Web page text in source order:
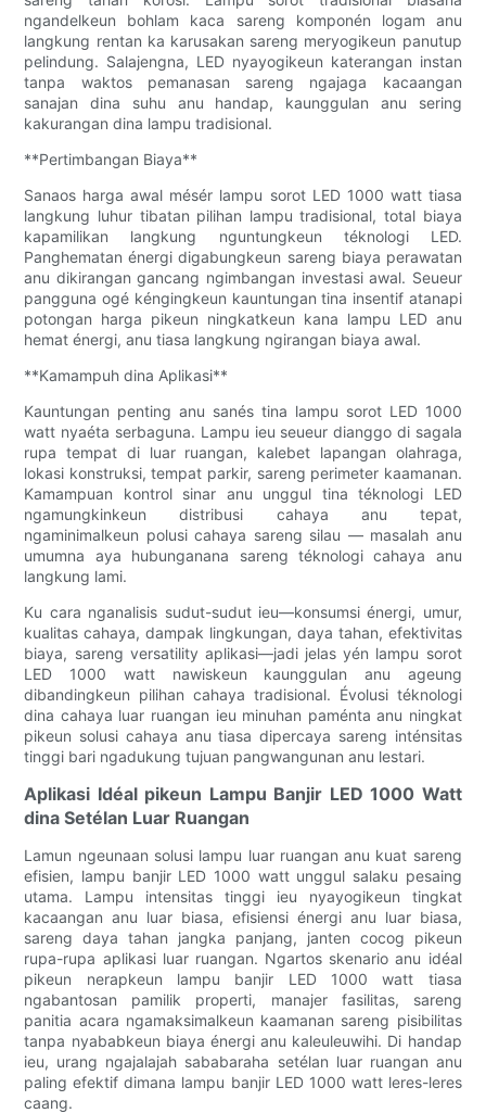
ngandelkeun bohlam kaca sareng komponén logam anu
langkung rentan ka karusakan sareng meryogikeun panutup
pelindung. Salajengna, LED nyayogikeun katerangan instan
tanpa waktos pemanasan sareng ngajaga kacaangan
sanajan dina suhu anu handap, kaunggulan anu sering
kakurangan dina lampu tradisional.
**Pertimbangan Biaya**
Sanaos harga awal mésér lampu sorot LED 1000 watt tiasa
langkung luhur tibatan pilihan lampu tradisional, total biaya
kapamilikan langkung nguntungkeun téknologi LED.
Panghematan énergi digabungkeun sareng biaya perawatan
anu dikirangan gancang ngimbangan investasi awal. Seueur
pangguna ogé kéngingkeun kauntungan tina insentif atanapi
potongan harga pikeun ningkatkeun kana lampu LED anu
hemat énergi, anu tiasa langkung ngirangan biaya awal.
**Kamampuh dina Aplikasi**
Kauntungan penting anu sanés tina lampu sorot LED 1000
watt nyaéta serbaguna. Lampu ieu seueur dianggo di sagala
rupa tempat di luar ruangan, kalebet lapangan olahraga,
lokasi konstruksi, tempat parkir, sareng perimeter kaamanan.
Kamampuan kontrol sinar anu unggul tina téknologi LED
ngamungkinkeun distribusi cahaya anu tepat,
ngaminimalkeun polusi cahaya sareng silau — masalah anu
umumna aya hubunganana sareng téknologi cahaya anu
langkung lami.
Ku cara nganalisis sudut-sudut ieu—konsumsi énergi, umur,
kualitas cahaya, dampak lingkungan, daya tahan, efektivitas
biaya, sareng versatility aplikasi—jadi jelas yén lampu sorot
LED 1000 watt nawiskeun kaunggulan anu ageung
dibandingkeun pilihan cahaya tradisional. Évolusi téknologi
dina cahaya luar ruangan ieu minuhan paménta anu ningkat
pikeun solusi cahaya anu tiasa dipercaya sareng inténsitas
tinggi bari ngadukung tujuan pangwangunan anu lestari.
Aplikasi Idéal pikeun Lampu Banjir LED 1000 Watt
dina Setélan Luar Ruangan
Lamun ngeunaan solusi lampu luar ruangan anu kuat sareng
efisien, lampu banjir LED 1000 watt unggul salaku pesaing
utama. Lampu intensitas tinggi ieu nyayogikeun tingkat
kacaangan anu luar biasa, efisiensi énergi anu luar biasa,
sareng daya tahan jangka panjang, janten cocog pikeun
rupa-rupa aplikasi luar ruangan. Ngartos skenario anu idéal
pikeun nerapkeun lampu banjir LED 1000 watt tiasa
ngabantosan pamilik properti, manajer fasilitas, sareng
panitia acara ngamaksimalkeun kaamanan sareng pisibilitas
tanpa nyababkeun biaya énergi anu kaleuleuwihi. Di handap
ieu, urang ngajalajah sababaraha setélan luar ruangan anu
paling efektif dimana lampu banjir LED 1000 watt leres-leres
caang.